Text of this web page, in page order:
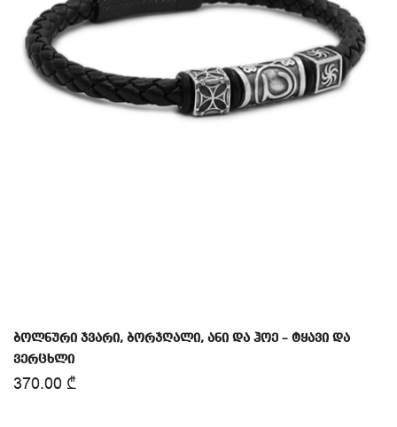
ბოლნური ჯვარი, ბორჯღალი, ანი და ჰოე – ტყავი და
ვერცხლი
370.00 ₾